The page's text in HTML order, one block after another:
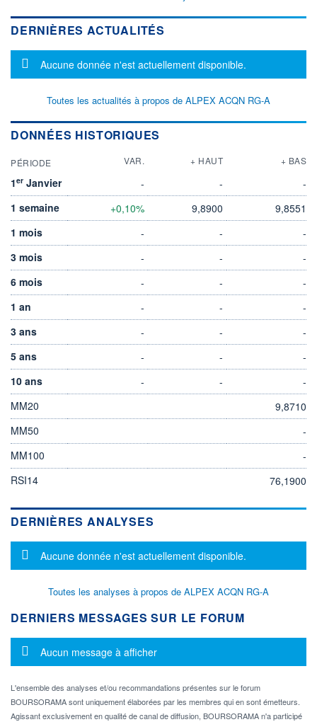
DERNIÈRES ACTUALITÉS
Message d'information
Aucune donnée n'est actuellement disponible.
Toutes les actualités à propos de ALPEX ACQN RG-A
DONNÉES HISTORIQUES
PÉRIODE VAR. + HAUT + BAS
1er Janvier - -
-
1 semaine
+0,10% 9,8900
9,8551
1 mois
- -
-
3 mois
- -
-
6 mois
- -
-
1 an
- -
-
3 ans
- -
-
5 ans
- -
-
10 ans
- -
-
MM20
9,8710
MM50
-
MM100
-
RSI14
76,1900
DERNIÈRES ANALYSES
Message d'information
Aucune donnée n'est actuellement disponible.
Toutes les analyses à propos de ALPEX ACQN RG-A
DERNIERS MESSAGES SUR LE FORUM
Message d'information
Aucun message à afficher
L'ensemble des analyses et/ou recommandations présentes sur le forum
BOURSORAMA sont uniquement élaborées par les membres qui en sont émetteurs.
Agissant exclusivement en qualité de canal de diffusion, BOURSORAMA n'a participé